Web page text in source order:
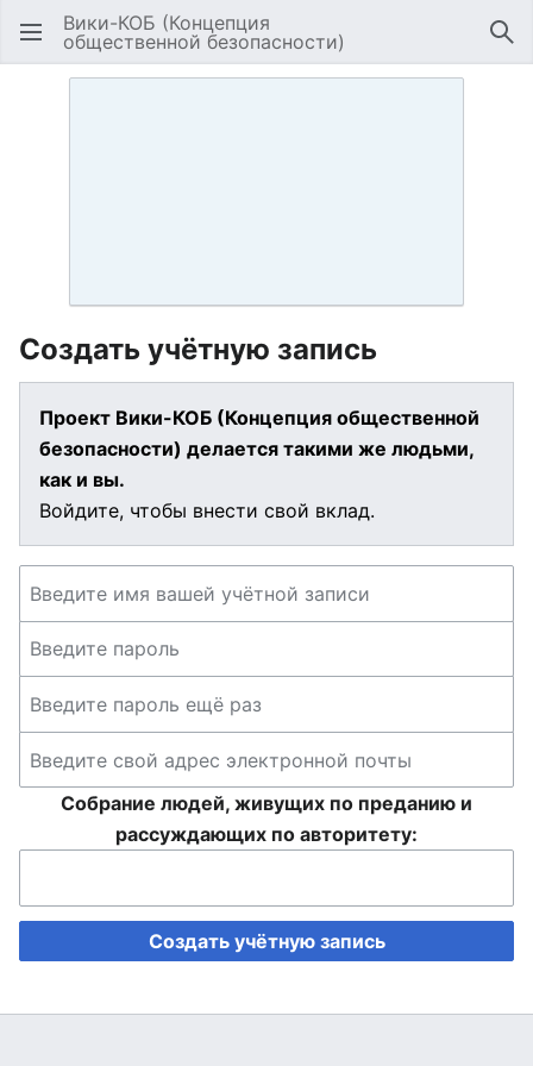
Открыть главное меню
Вики-КОБ (Концепция
общественной безопасности)
Создать учётную запись
Проект Вики-КОБ (Концепция общественной
безопасности) делается такими же людьми,
как и вы.
Войдите, чтобы внести свой вклад.
Собрание людей, живущих по преданию и
рассуждающих по авторитету:
Создать учётную запись